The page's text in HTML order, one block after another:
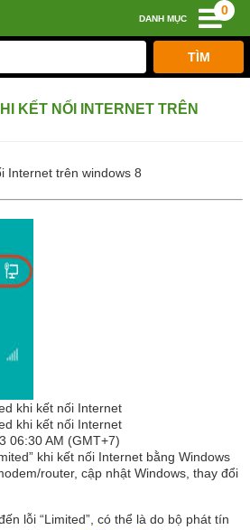
0
DANH MỤC
KẾT NỐI INTERNET TRÊN
Internet trên windows 8
khi kết nối Internet
khi kết nối Internet
06:30 AM (GMT+7)
khi kết nối Internet bằng Windows
router, cập nhật Windows, thay đổi
lỗi “Limited”, có thể là do bộ phát tín